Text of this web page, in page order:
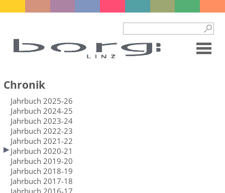
Chronik
Jahrbuch 2025-26
Jahrbuch 2024-25
Jahrbuch 2023-24
Jahrbuch 2022-23
Jahrbuch 2021-22
Jahrbuch 2020-21
Jahrbuch 2019-20
Jahrbuch 2018-19
Jahrbuch 2017-18
Jahrbuch 2016-17